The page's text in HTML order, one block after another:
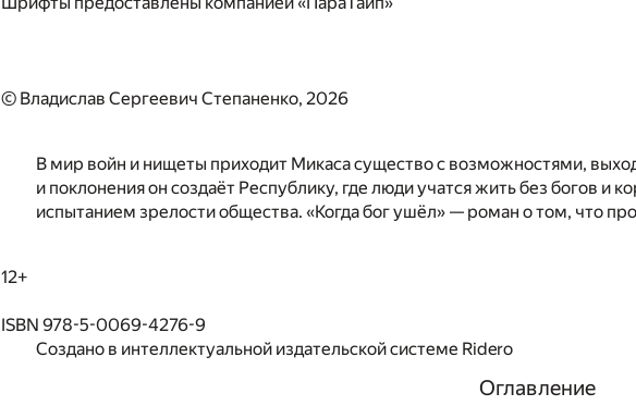
© Владислав Сергеевич Степаненко, 2026
В мир войн и нищеты приходит Микаса существо с возможностями,
и поклонения он создаёт Республику, где люди учатся жить без богов и
испытанием зрелости общества. «Когда бог ушёл» — роман о том, что
12+
ISBN 978-5-0069-4276-9
Создано в интеллектуальной издательской системе Ridero
Оглавление